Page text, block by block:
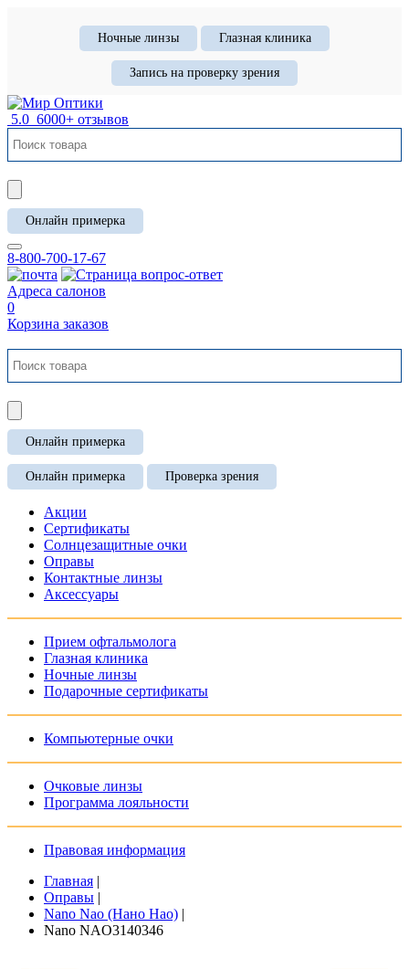
Ночные линзы Глазная клиника
Запись на проверку зрения
5.0 6000+ отзывов
Онлайн примерка
8-800-700-17-67
Адреса салонов
0
Корзина заказов
Онлайн примерка
Онлайн примерка Проверка зрения
Акции
Сертификаты
Солнцезащитные очки
Оправы
Контактные линзы
Аксессуары
Прием офтальмолога
Глазная клиника
Ночные линзы
Подарочные сертификаты
Компьютерные очки
Очковые линзы
Программа лояльности
Правовая информация
Главная |
Оправы |
Nano Nao (Нано Нао) |
Nano NAO3140346